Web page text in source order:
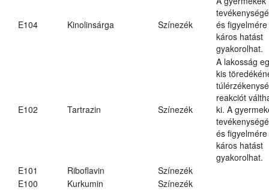
E104 Kinolinsárga Színezék
és figyelmére
káros hatást
gyakorolhat.
E102 Tartrazin Színezék
A lakosság
kis
reakciót
ki. A
és figyelmére
káros hatást
gyakorolhat.
E101
Riboflavin
Színezék
E100
Kurkumin Színezék